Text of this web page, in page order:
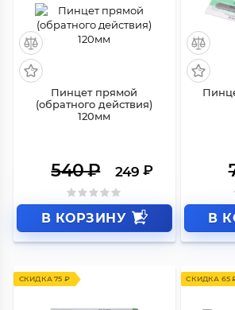
СКИДКА 291 ₽
Пинцет прямой
(обратного действия)
120мм
540₽ 249 ₽
В КОРЗИНУ
СКИДКА
В